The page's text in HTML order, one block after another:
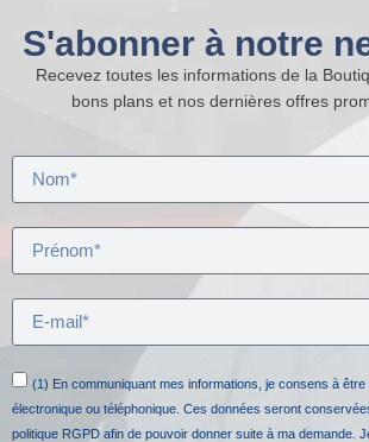
S'abonner à notre
Recevez toutes les informations de la
bons plans et nos dernières offres
(1) En communiquant mes informations, je consens à
électronique ou téléphonique. Ces données seront
politique RGPD afin de pouvoir donner suite à ma demande.